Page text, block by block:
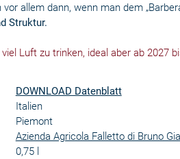
allem dann, wenn man dem
Struktur.
viel Luft zu trinken, ideal aber ab 2027
DOWNLOAD Datenblatt
Italien
Piemont
Azienda Agricola Falletto di Bruno
0,75 l